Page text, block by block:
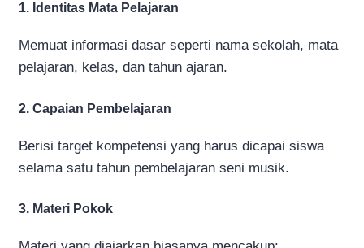
1. Identitas Mata Pelajaran
Memuat informasi dasar seperti nama sekolah, mata
pelajaran, kelas, dan tahun ajaran.
2. Capaian Pembelajaran
Berisi target kompetensi yang harus dicapai siswa
selama satu tahun pembelajaran seni musik.
3. Materi Pokok